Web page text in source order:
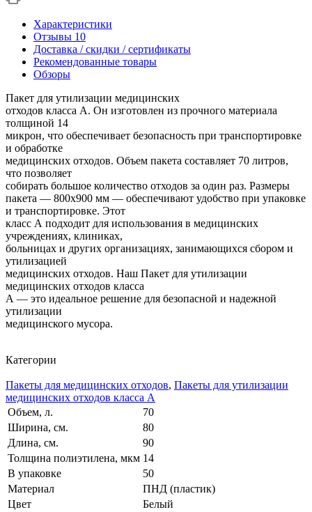
Характеристики
Отзывы 10
Доставка / скидки / сертификаты
Рекомендованные товары
Обзоры
Пакет для утилизации медицинских
отходов класса А. Он изготовлен из прочного материала
толщиной 14
микрон, что обеспечивает безопасность при транспортировке
и обработке
медицинских отходов. Объем пакета составляет 70 литров,
что позволяет
собирать большое количество отходов за один раз. Размеры
пакета — 800х900 мм — обеспечивают удобство при упаковке
и транспортировке. Этот
класс А подходит для использования в медицинских
учреждениях, клиниках,
больницах и других организациях, занимающихся сбором и
утилизацией
медицинских отходов. Наш Пакет для утилизации
медицинских отходов класса
А — это идеальное решение для безопасной и надежной
утилизации
медицинского мусора.
Категории
Пакеты для медицинских отходов, Пакеты для утилизации
медицинских отходов класса А
Объем, л.
70
Ширина, см.
80
Длина, см.
90
Толщина полиэтилена, мкм 14
В упаковке
50
Материал
ПНД (пластик)
Цвет
Белый